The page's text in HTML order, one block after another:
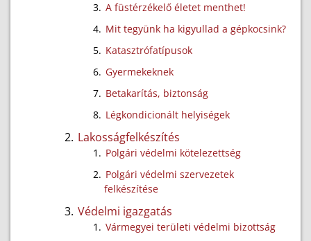
A füstérzékelő életet menthet!
Mit tegyünk ha kigyullad a gépkocsink?
Katasztrófatípusok
Gyermekeknek
Betakarítás, biztonság
Légkondicionált helyiségek
Lakosságfelkészítés
Polgári védelmi kötelezettség
Polgári védelmi szervezetek
felkészítése
Védelmi igazgatás
Vármegyei területi védelmi bizottság